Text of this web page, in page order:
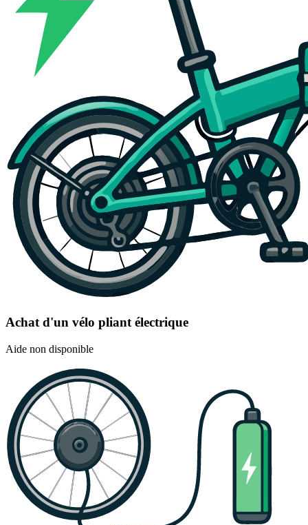
Achat d'un vélo pliant électrique
Aide non disponible